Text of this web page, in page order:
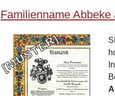
Familienname